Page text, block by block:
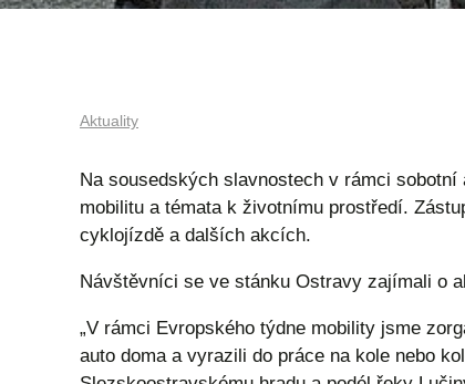
Aktuality
Na sousedských slavnostech v rámci
mobilitu a témata k životnímu prostředí.
cyklojízdě a dalších akcích.
Návštěvníci se ve stánku Ostravy zajímali o
„V rámci Evropského týdne mobility jsme
auto doma a vyrazili do práce na kole nebo